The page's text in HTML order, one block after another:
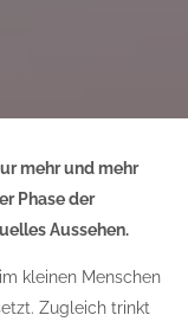
mehr und mehr
Phase der
Aussehen.
kleinen Menschen
Zugleich trinkt